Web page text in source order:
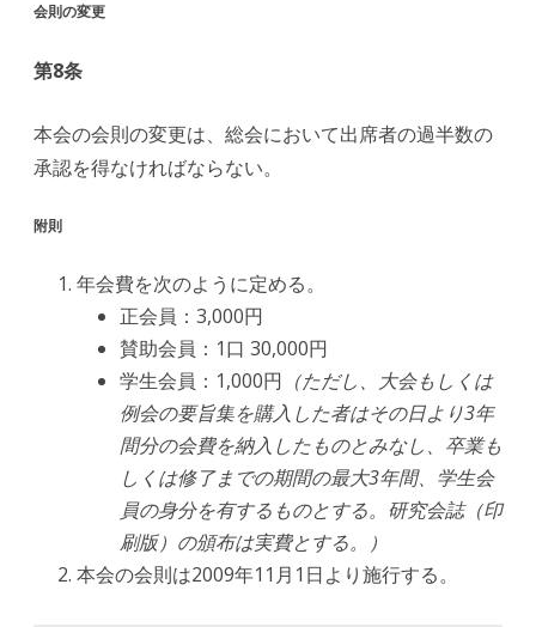
会則の変更
第8条
本会の会則の変更は、総会において出席者の過半数の
承認を得なければならない。
附則
年会費を次のように定める。
正会員：3,000円
賛助会員：1口 30,000円
学生会員：1,000円 （ただし、大会もしくは
例会の要旨集を購入した者はその日より3年
間分の会費を納入したものとみなし、卒業も
しくは修了までの期間の最大3年間、学生会
員の身分を有するものとする。研究会誌（印
刷版）の頒布は実費とする。）
本会の会則は2009年11月1日より施行する。